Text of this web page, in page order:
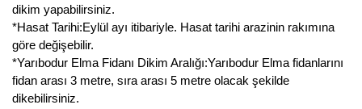
dikim yapabilirsiniz.
*Hasat Tarihi:Eylül ayı itibariyle. Hasat tarihi arazinin rakımına
göre değişebilir.
*Yarıbodur Elma Fidanı Dikim Aralığı:Yarıbodur Elma fidanlarını
fidan arası 3 metre, sıra arası 5 metre olacak şekilde
dikebilirsiniz.
Kocayemiş Fidanı
Kuşburnu Fidanı
Liçi Fidanı